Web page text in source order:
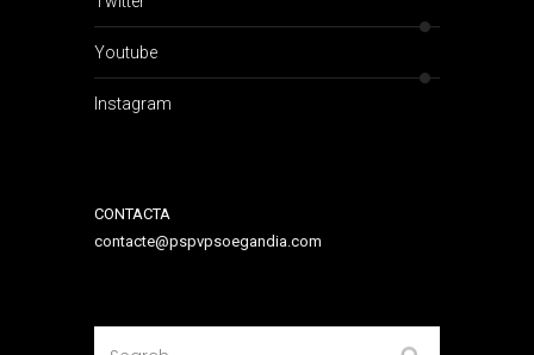
Youtube
Instagram
CONTACTA
contacte@pspvpsoegandia.com